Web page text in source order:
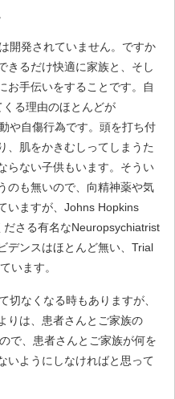
開発されていません。ですか
きるだけ快適に家族と、そし
お手伝いをすることです。自
る理由のほとんどが
や自傷行為です。頭を打ち付
、肌をかきむしってしまうた
らない子供もいます。そうい
のも無いので、向精神薬や気
いますが、Johns Hopkins
さる有名なNeuropsychiatrist
デンスはほとんど無い、Trial
います。
切なくなる時もありますが、
りは、患者さんとご家族の
で、患者さんとご家族が何を
いようにしなければと思って